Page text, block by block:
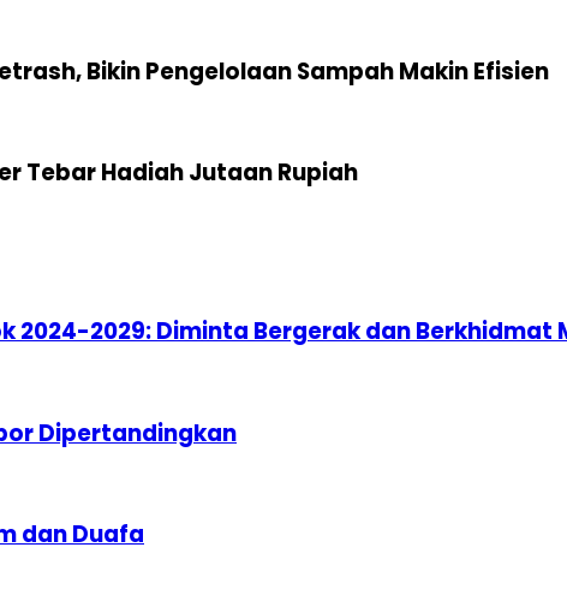
Bikin Pengelolaan Sampah Makin Efisien
Tebar Hadiah Jutaan Rupiah
2024-2029: Diminta Bergerak dan
Dipertandingkan
dan Duafa